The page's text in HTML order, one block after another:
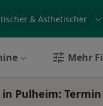
Erkrankung,
Mehr
Pulheim: